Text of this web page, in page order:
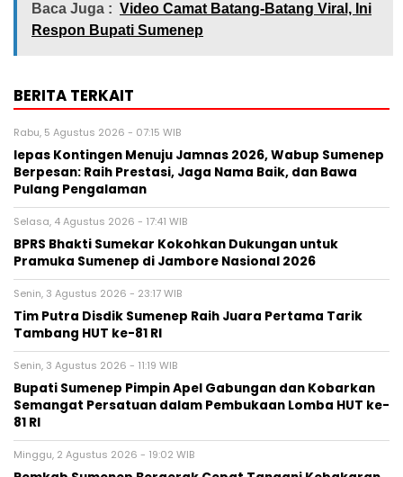
Baca Juga : Video Camat Batang-Batang Viral, Ini
Respon Bupati Sumenep
BERITA TERKAIT
Rabu, 5 Agustus 2026 - 07:15 WIB
lepas Kontingen Menuju Jamnas 2026, Wabup Sumenep
Berpesan: Raih Prestasi, Jaga Nama Baik, dan Bawa
Pulang Pengalaman
Selasa, 4 Agustus 2026 - 17:41 WIB
BPRS Bhakti Sumekar Kokohkan Dukungan untuk
Pramuka Sumenep di Jambore Nasional 2026
Senin, 3 Agustus 2026 - 23:17 WIB
Tim Putra Disdik Sumenep Raih Juara Pertama Tarik
Tambang HUT ke-81 RI
Senin, 3 Agustus 2026 - 11:19 WIB
Bupati Sumenep Pimpin Apel Gabungan dan Kobarkan
Semangat Persatuan dalam Pembukaan Lomba HUT ke-
81 RI
Minggu, 2 Agustus 2026 - 19:02 WIB